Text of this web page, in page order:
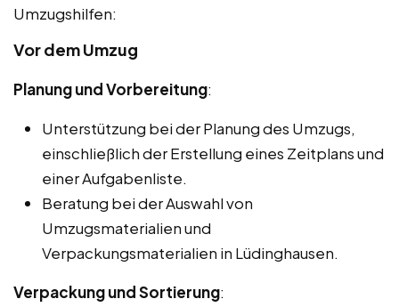
Umzugshilfen:
Vor dem Umzug
Planung und Vorbereitung:
Unterstützung bei der Planung des Umzugs,
einschließlich der Erstellung eines Zeitplans und
einer Aufgabenliste.
Beratung bei der Auswahl von
Umzugsmaterialien und
Verpackungsmaterialien in Lüdinghausen.
Verpackung und Sortierung: